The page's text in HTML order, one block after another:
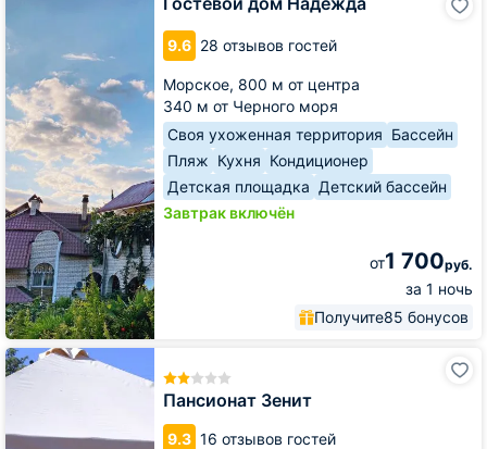
9.6 28 отзывов гостей
Морское, 800 м от центра
340 м от Черного моря
Своя ухоженная территория Бассейн
Пляж Кухня Кондиционер
Детская площадка Детский бассейн
Завтрак включён
от1 700руб.
за 1 ночь
Получите85 бонусов
Надежда
Пансионат Зенит
9.3 16 отзывов гостей
Пансионат
Зенит